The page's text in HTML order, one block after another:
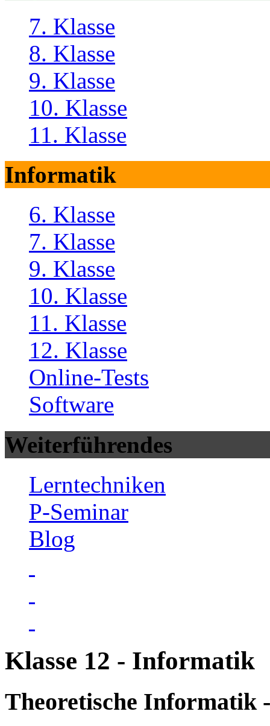
7. Klasse
8. Klasse
9. Klasse
10. Klasse
11. Klasse
Informatik
6. Klasse
7. Klasse
9. Klasse
10. Klasse
11. Klasse
12. Klasse
Online-Tests
Software
Weiterführendes
Lerntechniken
P-Seminar
Blog
Klasse 12 - Informatik
Theoretische Informatik